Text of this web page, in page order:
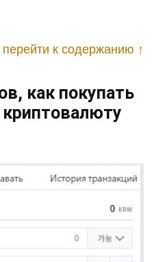
перейти к содержанию ↑
как покупать